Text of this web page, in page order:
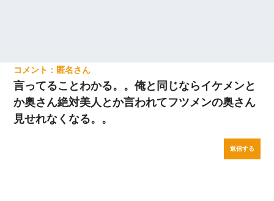
匿名
言ってることわかる。。俺と同じならイケメンと
か奥さん絶対美人とか言われてフツメンの奥さん
見せれなくなる。。
返信する